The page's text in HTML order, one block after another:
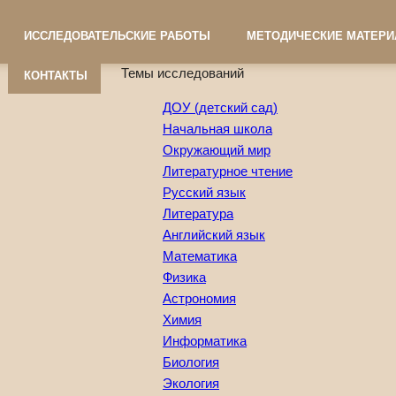
ИССЛЕДОВАТЕЛЬСКИЕ РАБОТЫ МЕТОДИЧЕСКИЕ
КОНТАКТЫ Темы исследований
ДОУ (детский сад)
Начальная школа
Окружающий мир
Литературное чтение
Русский язык
Литература
Английский язык
Математика
Физика
Астрономия
Химия
Информатика
Биология
Экология